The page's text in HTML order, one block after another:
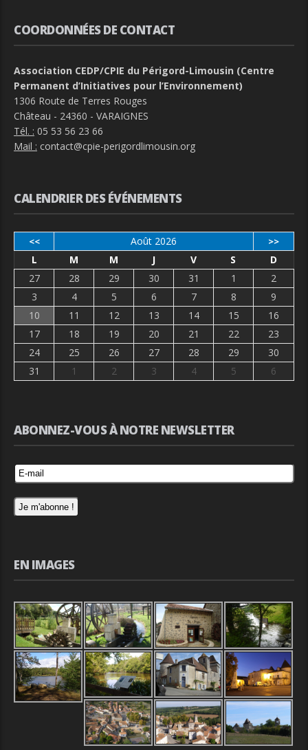
COORDONNÉES DE CONTACT
Association CEDP/CPIE du Périgord-Limousin (Centre
Permanent d’Initiatives pour l’Environnement)
1306 Route de Terres Rouges
Château - 24360 - VARAIGNES
Tél. : 05 53 56 23 66
Mail : contact@cpie-perigordlimousin.org
CALENDRIER DES ÉVÉNEMENTS
<< Août 2026 >>
L M M J V S
D
27
28 29 30 31 1
2
3
4 5 6 7 8
9
10
11 12 13 14 15
16
17
18 19 20 21 22
23
24
25 26 27 28 29
30
31
1 2 3 4 5 6
ABONNEZ-VOUS À NOTRE NEWSLETTER
EN IMAGES